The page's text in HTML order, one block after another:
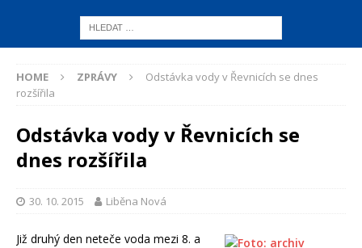
HOME ZPRÁVY
Odstávka vody v Řevnicích se dnes
rozšířila
Odstávka vody v Řevnicích se
dnes rozšířila
30. 10. 2015 Liběna Nová
Již druhý den neteče voda mezi 8. a